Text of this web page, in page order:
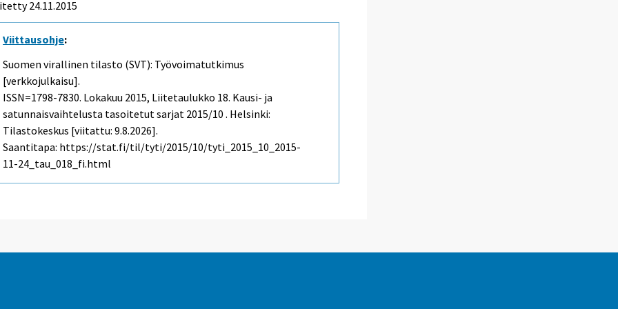
24.11.2015
Viittausohje:
Suomen virallinen tilasto (SVT): Työvoimatutkimus
[verkkojulkaisu].
ISSN=1798-7830. Lokakuu 2015, Liitetaulukko 18. Kausi- ja
satunnaisvaihtelusta tasoitetut sarjat 2015/10 . Helsinki:
Tilastokeskus [viitattu: 9.8.2026].
Saantitapa: https://stat.fi/til/tyti/2015/10/tyti_2015_10_2015-
11-24_tau_018_fi.html